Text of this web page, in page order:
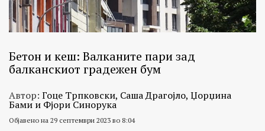
Бетон и кеш: Валканите пари зад
балканскиот градежен бум
Автор: Гоце Трпковски, Саша Драгојло, Џорџина
Бами и Фјори Синорука
Објавено на 29 септември 2023 во 8:04